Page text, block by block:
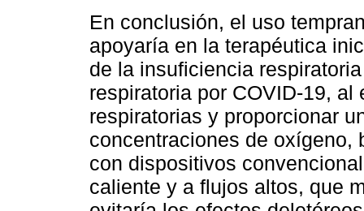
En conclusión, el uso
apoyaría en la terapéutica
de la insuficiencia
respiratoria por COVID-19,
respiratorias y proporcionar
concentraciones de oxígeno,
con dispositivos
caliente y a flujos altos, que